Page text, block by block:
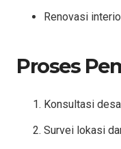
Renovasi
Proses
Konsultasi
Survei lokasi